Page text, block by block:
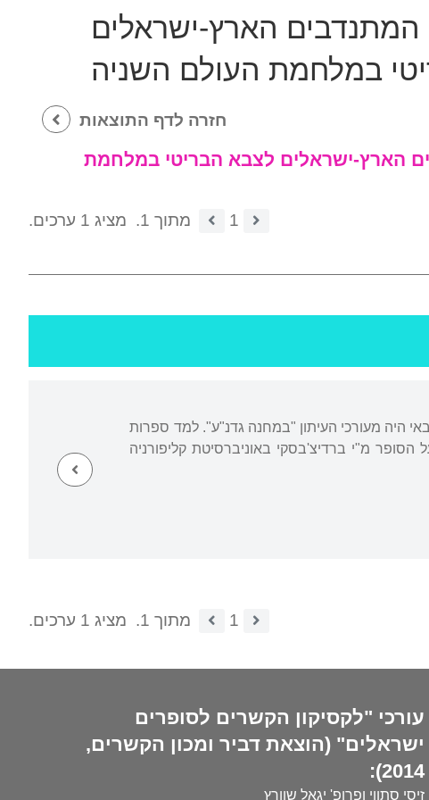
המתנדבים הארץ-ישראלים
במלחמת העולם השניה
חזרה לדף התוצאות
הארץ-ישראלים לצבא הבריטי במלחמת
1 מתוך 1.
מציג 1 ערכים.
היה מעורכי העיתון "במחנה גדנ"ע". למד ספרות
מ"י ברדיצ'בסקי באוניברסיטת קליפורניה
1 מתוך 1. מציג 1 ערכים.
עורכי "לקסיקון הקשרים לסופרים
ישראלים" (הוצאת דביר ומכון הקשרים,
2014):
זיסי סתווי ופרופ' יגאל שוורץ